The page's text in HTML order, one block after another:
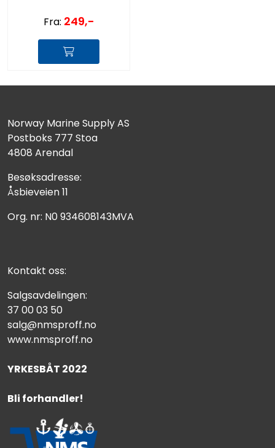
Fra: 249,-
Norway Marine Supply AS
Postboks 777 Stoa
4808 Arendal
Besøksadresse:
Åsbieveien 11
Org. nr: N0 934608143MVA
Kontakt oss:
Salgsavdelingen:
37 00 03 50
salg@nmsproff.no
www.nmsproff.no
YRKESBÅT 2022
Bli forhandler!